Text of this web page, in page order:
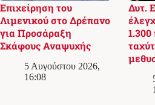
Επιχείρηση του
Λιμενικού στο Δρέπανο
για Προσάραξη
Σκάφους Αναψυχής
5 Αυγούστου 2026,
16:08
Δυτ.
1.300